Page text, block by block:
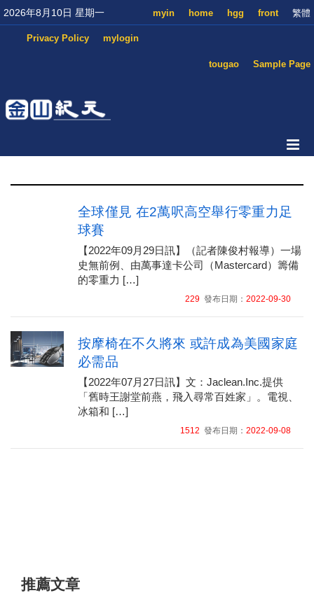
2026年8月10日 星期一 繁體
front
hgg
home
myin
mylogin
Privacy Policy
Sample Page
tougao
全球僅見 在2萬呎高空舉行零重力足
球賽
【2022年09月29日訊】（記者陳俊村報導）一場
史無前例、由萬事達卡公司（Mastercard）籌備
的零重力 […]
229發布日期： 2022-09-30
按摩椅在不久將來 或許成為美國家庭
必需品
【2022年07月27日訊】文：Jaclean.Inc.提供
「舊時王謝堂前燕，飛入尋常百姓家」。電視、
冰箱和 […]
1512 發布日期： 2022-09-08
推薦文章